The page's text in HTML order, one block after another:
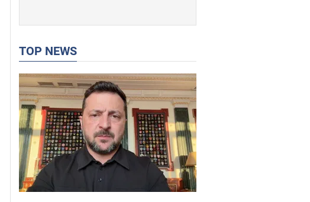
TOP NEWS